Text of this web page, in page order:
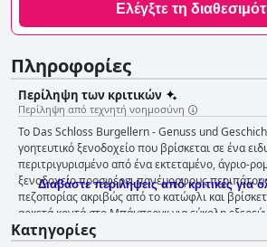
Ελέγξτε τη
Πληροφορίες
Περίληψη των κριτικών
Περίληψη από τεχνητή νοημοσύνη
Το Das Schloss Burgellern - Genuss und
γοητευτικό ξενοδοχείο που βρίσκεται σε ένα
περιτριγυρισμένο από ένα εκτεταμένο, άγριο-
ξενοδοχείο προσφέρει πανέμορφους
πεζοπορίας ακριβώς από το κατώφλι και
αρκετά κοντά στο Μπάμπεργκ για εύκολη
πρωινού είναι πλούσιος και νόστιμος με σπιτικό
Διαβάστε περιλήψεις από κριτικές για
Κατηγορίες